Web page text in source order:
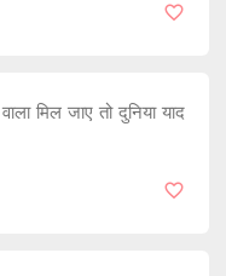
मिल जाए तो दुनिया याद